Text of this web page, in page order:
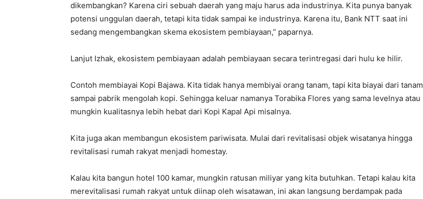
dikembangkan? Karena ciri sebuah daerah yang maju harus ada industrinya. Kita punya banyak
potensi unggulan daerah, tetapi kita tidak sampai ke industrinya. Karena itu, Bank NTT saat ini
sedang mengembangkan skema ekosistem pembiayaan,” paparnya.
Lanjut Izhak, ekosistem pembiayaan adalah pembiayaan secara terintregasi dari hulu ke hilir.
Contoh membiayai Kopi Bajawa. Kita tidak hanya membiyai orang tanam, tapi kita biayai dari tanam
sampai pabrik mengolah kopi. Sehingga keluar namanya Torabika Flores yang sama levelnya atau
mungkin kualitasnya lebih hebat dari Kopi Kapal Api misalnya.
Kita juga akan membangun ekosistem pariwisata. Mulai dari revitalisasi objek wisatanya hingga
revitalisasi rumah rakyat menjadi homestay.
Kalau kita bangun hotel 100 kamar, mungkin ratusan miliyar yang kita butuhkan. Tetapi kalau kita
merevitalisasi rumah rakyat untuk diinap oleh wisatawan, ini akan langsung berdampak pada